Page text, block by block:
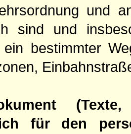
und
sind und
bestimmter
für den